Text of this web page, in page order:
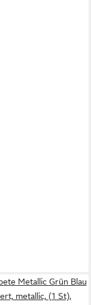
Metallic Grün Blau
metallic, (1 St),